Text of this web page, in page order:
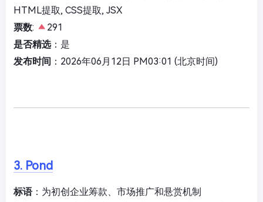
HTML提取, CSS提取, JSX
票数:
291
是否精选：是
发布时间 ：2026年06月12日 PM03:01 (北京时间)
3. Pond
标语：为初创企业筹款、市场推广和悬赏机制